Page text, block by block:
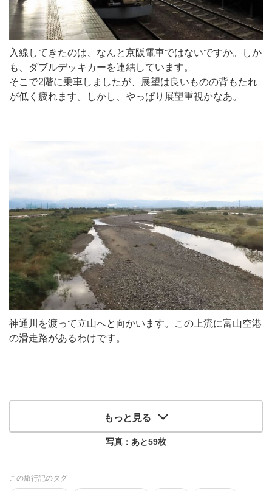
入線してきたのは、なんと京阪電車ではないですか。しか
も、ダブルデッキカーを連結しています。
そこで2階に乗車しましたが、展望は良いものの背もたれ
が低く疲れます。しかし、やっぱり展望重視かなあ。
神通川を渡って立山へと向かいます。この上流に富山空港
の滑走路があるわけです。
もっと見る
写真：あと59枚
この旅行記のタグ